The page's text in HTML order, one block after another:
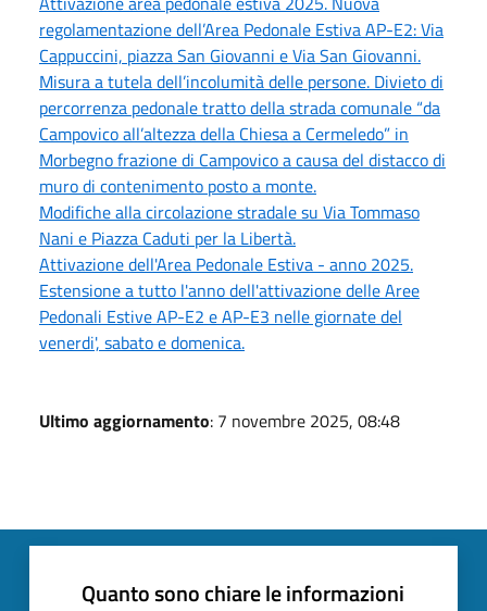
regolamentazione dell’Area Pedonale Estiva AP-E2: Via
Cappuccini, piazza San Giovanni e Via San Giovanni.
Misura a tutela dell’incolumità delle persone. Divieto di
percorrenza pedonale tratto della strada comunale “da
Campovico all’altezza della Chiesa a Cermeledo” in
Morbegno frazione di Campovico a causa del distacco di
muro di contenimento posto a monte.
Modifiche alla circolazione stradale su Via Tommaso
Nani e Piazza Caduti per la Libertà.
Attivazione dell'Area Pedonale Estiva - anno 2025.
Estensione a tutto l'anno dell'attivazione delle Aree
Pedonali Estive AP-E2 e AP-E3 nelle giornate del
venerdi', sabato e domenica.
Ultimo aggiornamento: 7 novembre 2025, 08:48
Quanto sono chiare le informazioni